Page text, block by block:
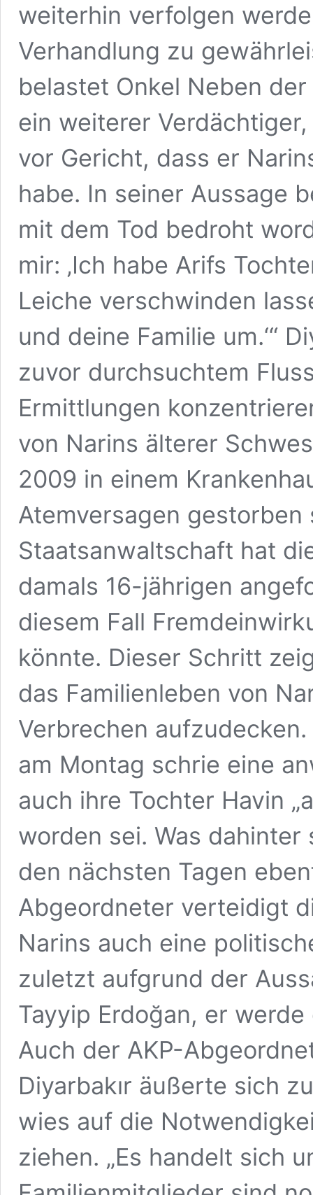
weiterhin verfolgen
Verhandlung zu
belastet Onkel Neben
ein weiterer
vor Gericht, dass er
habe. In seiner Aussage
mit dem Tod bedroht
mir: ‚Ich habe Arifs
Leiche verschwinden
und deine Familie um.‘“
zuvor durchsuchtem
Ermittlungen
von Narins älterer
2009 in einem
Atemversagen gestorben
Staatsanwaltschaft hat
damals 16-jährigen
diesem Fall
könnte. Dieser Schritt
das Familienleben von
Verbrechen
am Montag schrie eine
auch ihre Tochter Havin
worden sei. Was
den nächsten Tagen
Abgeordneter verteidigt
Narins auch eine
zuletzt aufgrund der
Tayyip Erdoğan, er
Auch der AKP-
Diyarbakır äußerte sich
wies auf die
ziehen. „Es handelt sich